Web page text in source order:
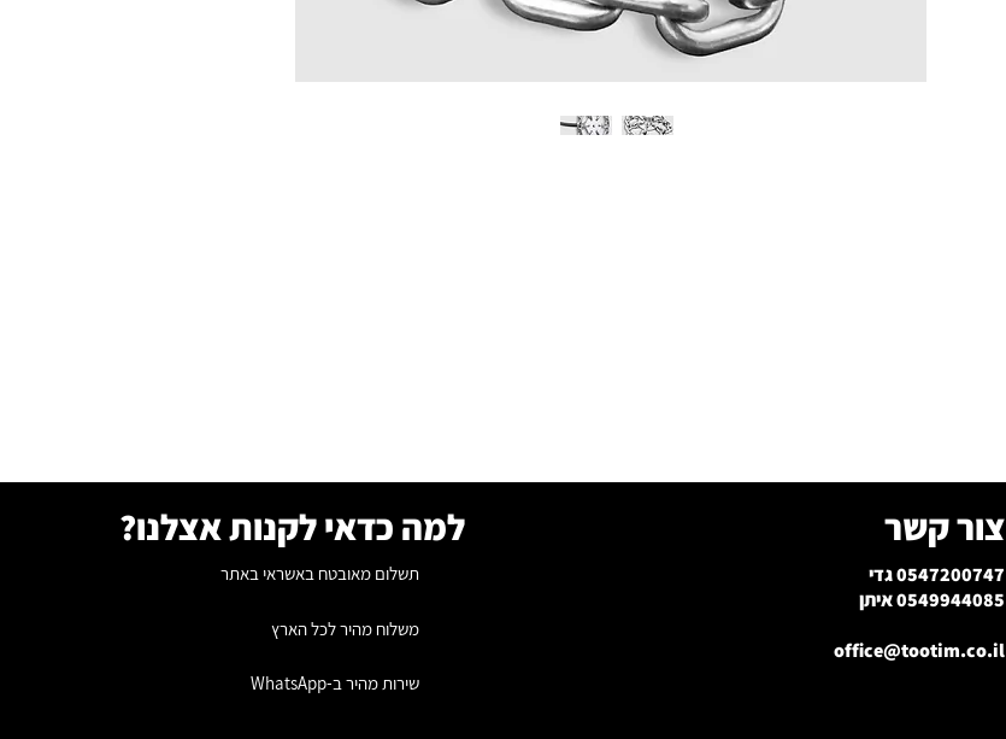
למה כדאי לקנות אצלנו?
תשלום מאובטח באשראי באתר
משלוח מהיר לכל הארץ
שירות מהיר ב-WhatsApp
צור קשר
0547200747 גדי
0549944085 איתן
office@tootim.co.il